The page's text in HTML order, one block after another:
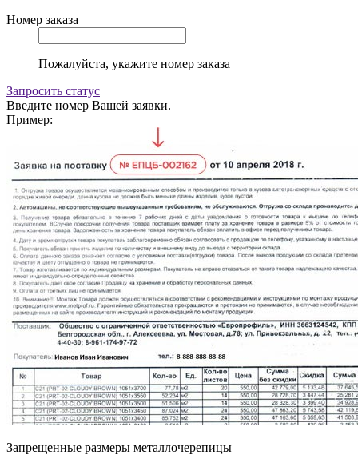
Номер заказа
Пожалуйста, укажите номер заказа
Запросить статус
Введите номер Вашей заявки.
Пример:
Запрещенные размеры металлочерепицы